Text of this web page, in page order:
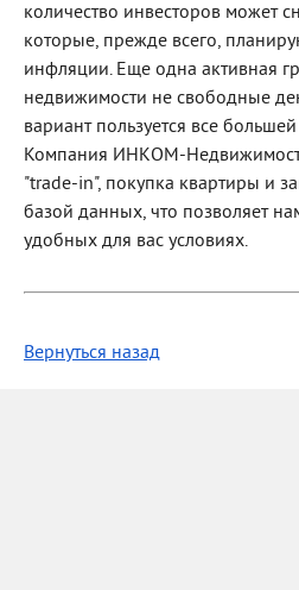
количество инвесторов может
которые, прежде всего,
инфляции. Еще одна активная
недвижимости не свободные
вариант пользуется все
Компания ИНКОМ-
"trade-in", покупка квартиры и
базой данных, что позволяет
удобных для вас условиях.
Вернуться назад